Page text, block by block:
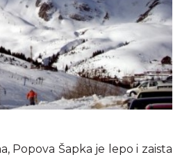
Popova Šapka je lepo i zaista